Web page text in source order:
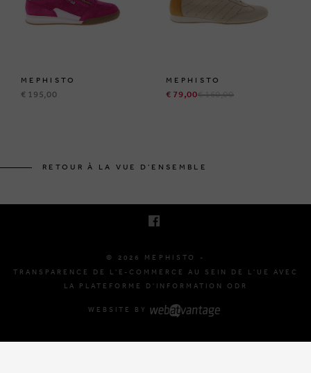
MEPHISTO
€ 195,00
MEPHISTO
€ 79,00€ 160,00
RETOUR À LA VUE D'ENSEMBLE
© 2026 MEPHISTO -
TRANSPARENCE DE L'E-COMMERCE AU SEIN DE L'UE AVEC
LA PLATEFORME D'INFORMATION ODR
WEBSITE BY